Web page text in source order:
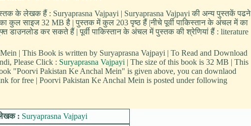
के लेखक हैं : Suryaprasna Vajpayi | Suryaprasna Vajpayi की अन्य पुस्तकें पढने
कुल साइज 32 MB है | पुस्तक में कुल 203 पृष्ठ हैं |नीचे पूर्वी पाकिस्तान के अंचल में का
डाउनलोड कर सकते हैं | पूर्वी पाकिस्तान के अंचल में पुस्तक की श्रेणियां हैं : literature
| This Book is written by Suryaprasna Vajpayi | To Read and Download
Please Click : Suryaprasna Vajpayi | The size of this book is 32 MB | This
"Poorvi Pakistan Ke Anchal Mein" is given above, you can downlaod
for free | Poorvi Pakistan Ke Anchal Mein is posted under following
: Suryaprasna Vajpayi